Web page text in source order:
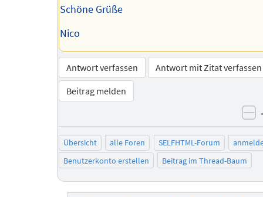
Schöne Grüße
Nico
Antwort verfassen
Antwort mit Zitat verfassen
Beitrag melden
Übersicht alle Foren SELFHTML-Forum
Benutzerkonto erstellen
Beitrag im Thread-Baum